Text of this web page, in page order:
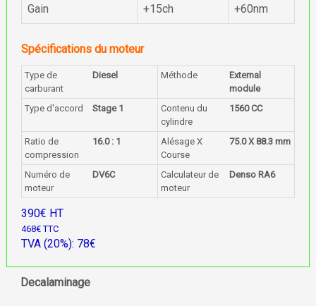
Gain +15ch +60nm
Spécifications du moteur
Type de
carburant
Diesel Méthode
External
module
Type d'accord
Stage 1
Contenu du
cylindre
1560 CC
Ratio de
compression
16.0 : 1
Alésage X
Course
75.0 X 88.3 mm
Numéro de
moteur
DV6C
Calculateur de
moteur
Denso RA6
390€ HT
468€ TTC
TVA (20%): 78€
Decalaminage